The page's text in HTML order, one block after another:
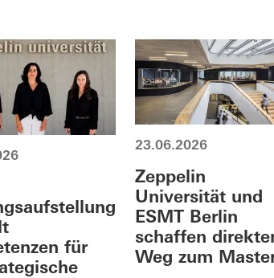
für
23.06.2026
Zeppelin
Universität und
ESMT Berlin
schaffen
Weg zum